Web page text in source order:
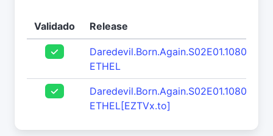
Validado Release
ETHEL
ETHEL[EZTVx.to]